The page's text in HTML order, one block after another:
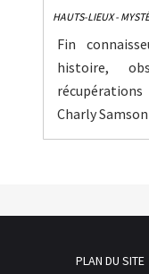
HAUTS-LIEUX -
Fin
histoire,
Charly Samson
PLAN DU SITE